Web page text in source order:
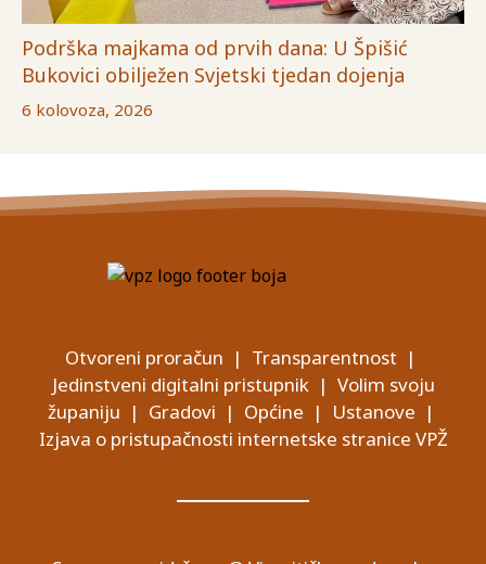
Podrška majkama od prvih dana: U Špišić
Bukovici obilježen Svjetski tjedan dojenja
6 kolovoza, 2026
Otvoreni proračun | Transparentnost |
Jedinstveni digitalni pristupnik| Volim svoju
županiju | Gradovi | Općine | Ustanove |
Izjava o pristupačnosti internetske stranice VPŽ